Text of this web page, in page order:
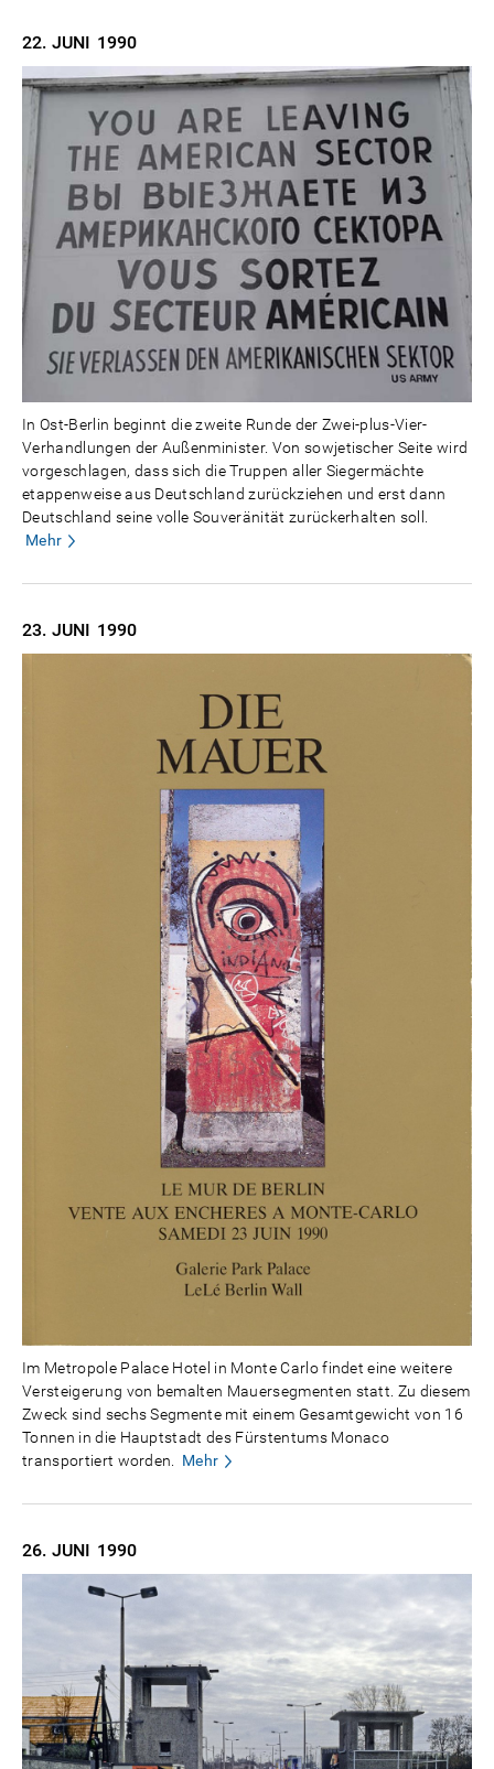
22. JUNI 1990
In Ost-Berlin beginnt die zweite Runde der Zwei-plus-Vier-
Verhandlungen der Außenminister. Von sowjetischer Seite wird
vorgeschlagen, dass sich die Truppen aller Siegermächte
etappenweise aus Deutschland zurückziehen und erst dann
Deutschland seine volle Souveränität zurückerhalten soll.
Mehr
23. JUNI 1990
Im Metropole Palace Hotel in Monte Carlo findet eine weitere
Versteigerung von bemalten Mauersegmenten statt. Zu diesem
Zweck sind sechs Segmente mit einem Gesamtgewicht von 16
Tonnen in die Hauptstadt des Fürstentums Monaco
transportiert worden. Mehr
26. JUNI 1990